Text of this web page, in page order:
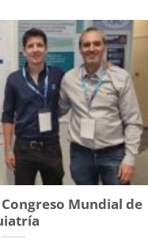
Mundial de